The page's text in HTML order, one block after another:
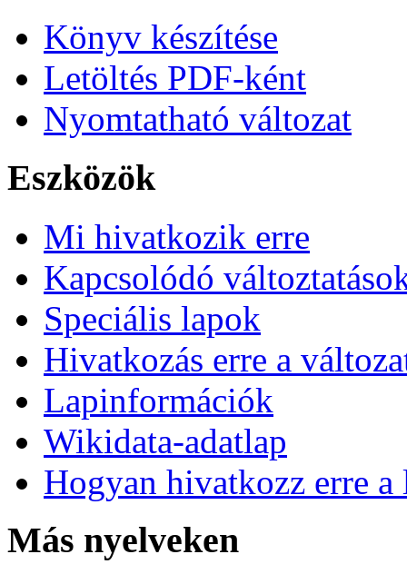
Könyv készítése
Letöltés PDF-ként
Nyomtatható változat
Eszközök
Mi hivatkozik erre
Kapcsolódó
Speciális lapok
Hivatkozás erre a
Lapinformációk
Wikidata-adatlap
Hogyan hivatkozz erre a
Más nyelveken